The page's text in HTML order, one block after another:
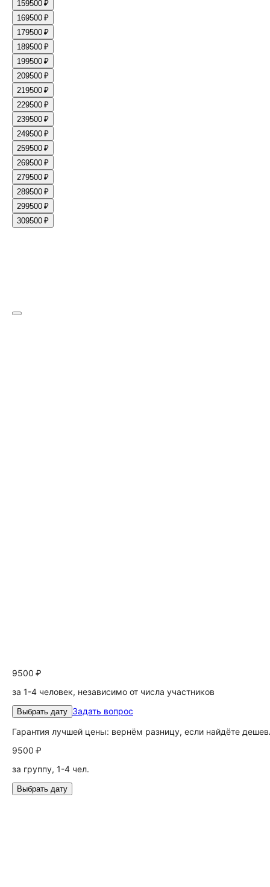
159500 ₽
169500 ₽
179500 ₽
189500 ₽
199500 ₽
209500 ₽
219500 ₽
229500 ₽
239500 ₽
249500 ₽
259500 ₽
269500 ₽
279500 ₽
289500 ₽
299500 ₽
309500 ₽
9500 ₽
за 1-4 человек, независимо от числа участников
Выбрать дату Задать вопрос
Гарантия лучшей цены: вернём разницу, если найдёте
9500 ₽
за группу, 1-4 чел.
Выбрать дату